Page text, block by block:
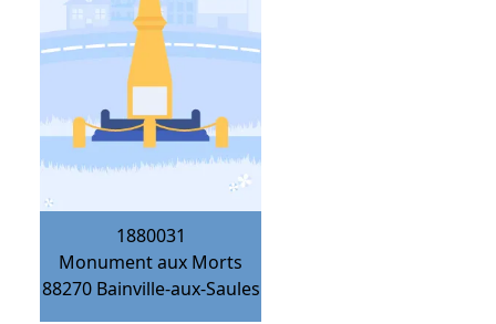
1880031
Monument aux Morts
88270 Bainville-aux-Saules